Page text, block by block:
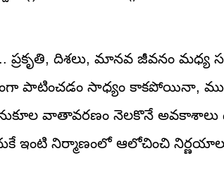
ప్రకృతి, దిశలు, మానవ జీవనం మధ్య
పాటించడం సాధ్యం కాకపోయినా,
సానుకూల వాతావరణం నెలకొనే
ఇంటి నిర్మాణంలో ఆలోచించి